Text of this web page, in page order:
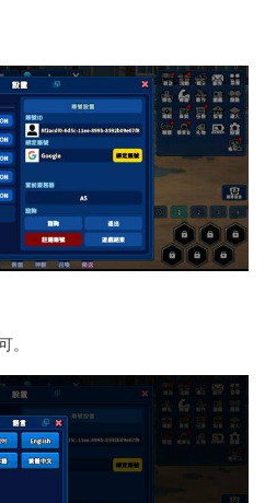
。